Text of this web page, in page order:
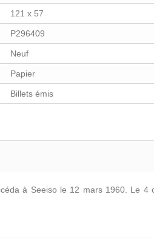
121 x 57
P296409
Neuf
Papier
Billets émis
à Seeiso le 12 mars 1960. Le 4